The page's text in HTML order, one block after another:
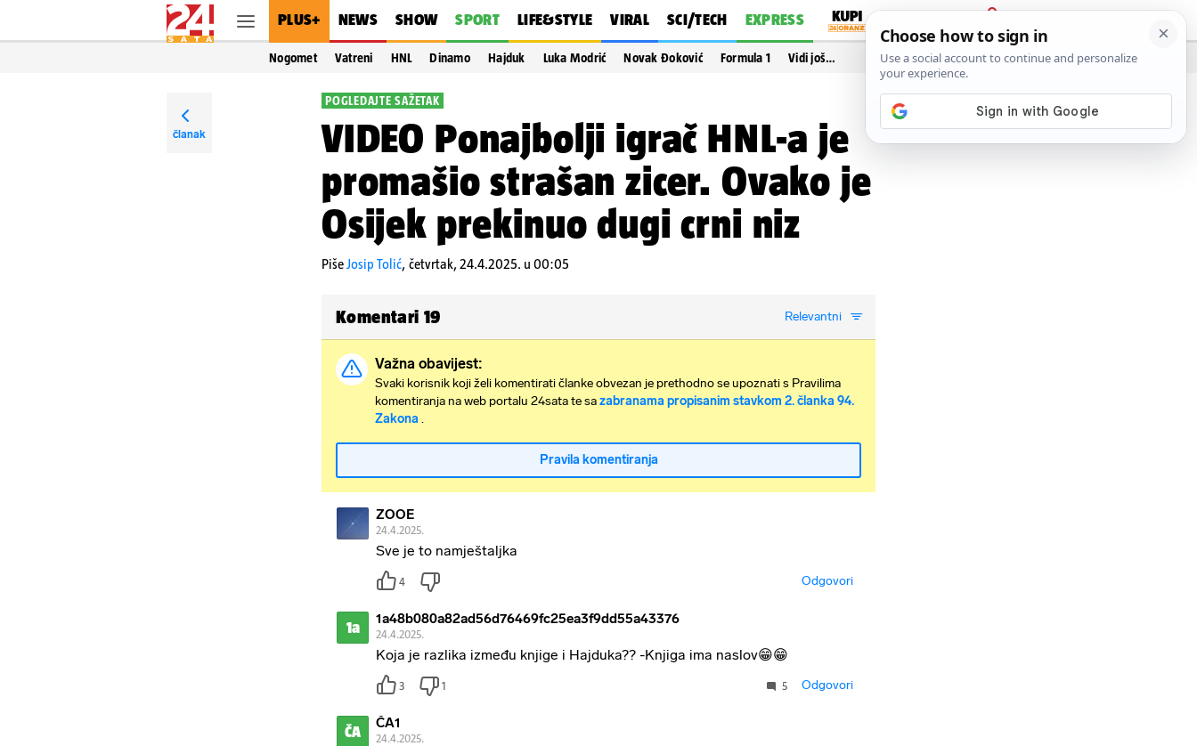
PLUS+ NEWS SHOW SPORT LIFE&STYLE VIRAL SCI/TECH EXPRESS
PRIJAVA
Nogomet Vatreni HNL Dinamo Hajduk Luka Modrić Novak Đoković Formula 1 Vidi još…
članak
POGLEDAJTE SAŽETAK
VIDEO Ponajbolji igrač HNL-a je
promašio strašan zicer. Ovako je
Osijek prekinuo dugi crni niz
PišeJosip Tolić, četvrtak, 24.4.2025. u 00:05
Komentari 19 Relevantni
Važna obavijest:
Svaki korisnik koji želi komentirati članke obvezan je prethodno se upoznati s Pravilima
komentiranja na web portalu 24sata te sazabranama propisanim stavkom 2. članka 94.
Zakona .
Pravila komentiranja
ZOOE
24.4.2025.
Sve je to namještaljka
4 Odgovori
1a 1a48b080a82ad56d76469fc25ea3f9dd55a43376
24.4.2025.
Koja je razlika između knjige i Hajduka?? -Knjiga ima naslov😁😁
3 1 5 Odgovori
ČA ČA1
24.4.2025.